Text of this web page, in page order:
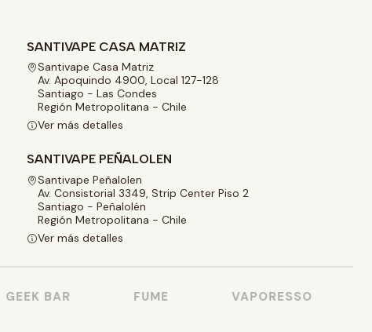
SANTIVAPE CASA MATRIZ
Santivape Casa Matriz
Av. Apoquindo 4900, Local 127-128
Santiago - Las Condes
Región Metropolitana - Chile
Ver más detalles
SANTIVAPE PEÑALOLEN
Santivape Peñalolen
Av. Consistorial 3349, Strip Center Piso 2
Santiago - Peñalolén
Región Metropolitana - Chile
Ver más detalles
GEEK BAR FUME VAPORESSO